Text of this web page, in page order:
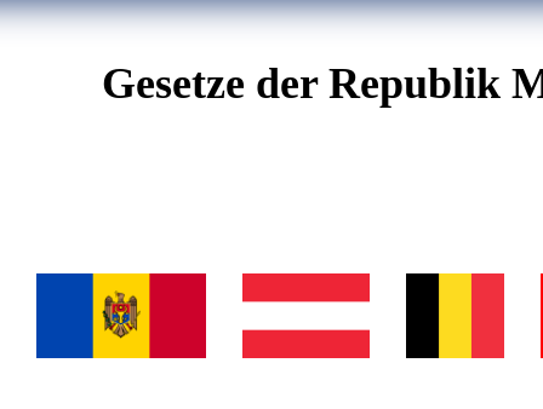
Gesetze der Republik